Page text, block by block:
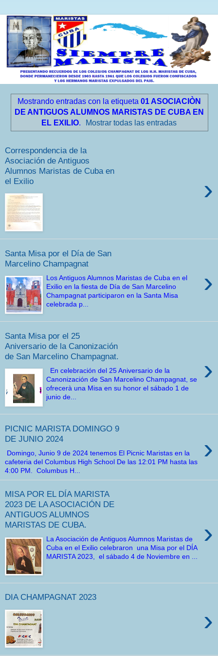
Mostrando entradas con la etiqueta 01 ASOCIACIÒN
DE ANTIGUOS ALUMNOS MARISTAS DE CUBA EN
EL EXILIO. Mostrar todas las entradas
Correspondencia de la
Asociación de Antiguos
Alumnos Maristas de Cuba en
el Exilio
›
Santa Misa por el Día de San
Marcelino Champagnat
›
Los Antiguos Alumnos Maristas de Cuba en el
Exilio en la fiesta de Día de San Marcelino
Champagnat participaron en la Santa Misa
celebrada p...
Santa Misa por el 25
Aniversario de la Canonización
de San Marcelino Champagnat.
›
En celebración del 25 Aniversario de la
Canonización de San Marcelino Champagnat, se
ofrecerà una Misa en su honor el sábado 1 de
junio de...
PICNIC MARISTA DOMINGO 9
DE JUNIO 2024
›
Domingo, Junio 9 de 2024 tenemos El Picnic Maristas en la
cafeteria del Columbus High School De las 12:01 PM hasta las
4:00 PM. Columbus H...
MISA POR EL DÍA MARISTA
2023 DE LA ASOCIACIÓN DE
ANTIGUOS ALUMNOS
MARISTAS DE CUBA.
›
La Asociación de Antiguos Alumnos Maristas de
Cuba en el Exilio celebraron una Misa por el DÍA
MARISTA 2023, el sábado 4 de Noviembre en ...
DIA CHAMPAGNAT 2023
›